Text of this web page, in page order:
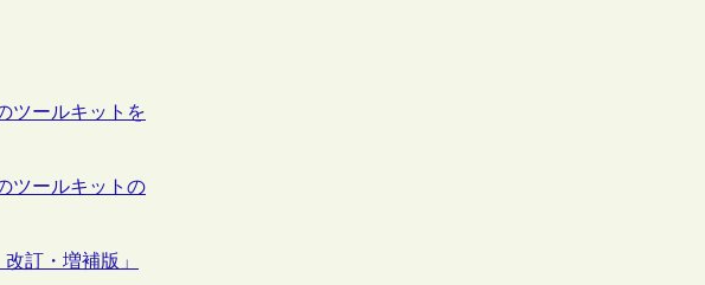
ツールキットを
ツールキットの
訂・増補版」